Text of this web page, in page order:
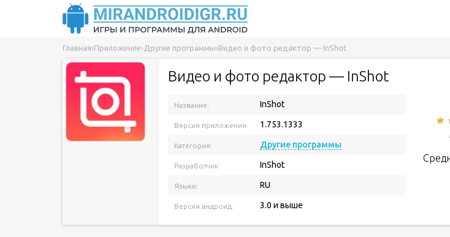
Главная›Приложение› Другие программы›Видео и фото редактор — InShot
Видео и фото редактор — InShot
Название: InShot
Версия приложения: 1.753.1333
Категория: Другие программы
Разработчик: InShot
Языки: RU
Версия андроид: 3.0 и выше